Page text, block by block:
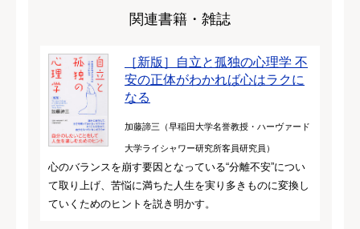
関連書籍・雑誌
［新版］自立と孤独の心理学 不
安の正体がわかれば心はラクに
なる
加藤諦三（早稲田大学名誉教授・ハーヴァード
大学ライシャワー研究所客員研究員）
心のバランスを崩す要因となっている“分離不安”につい
て取り上げ、苦悩に満ちた人生を実り多きものに変換し
ていくためのヒントを説き明かす。